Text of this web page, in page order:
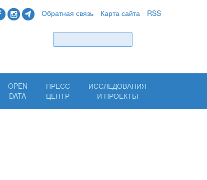
Обратная связь Карта сайта RSS
OPEN
DATA
ПРЕСС
ЦЕНТР
ИССЛЕДОВАНИЯ
И ПРОЕКТЫ